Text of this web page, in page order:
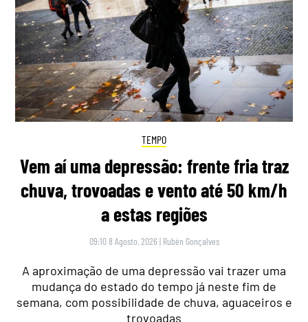
TEMPO
Vem aí uma depressão: frente fria traz
chuva, trovoadas e vento até 50 km/h
a estas regiões
09:10 8 Agosto, 2026 | Rubén Gonçalves
A aproximação de uma depressão vai trazer uma
mudança do estado do tempo já neste fim de
semana, com possibilidade de chuva, aguaceiros e
trovoadas